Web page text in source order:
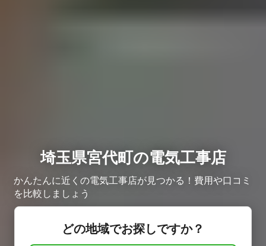
埼玉県宮代町の電気工事店
かんたんに近くの電気工事店が見つかる！費用や口コミ
を比較しましょう
どの地域でお探しですか？